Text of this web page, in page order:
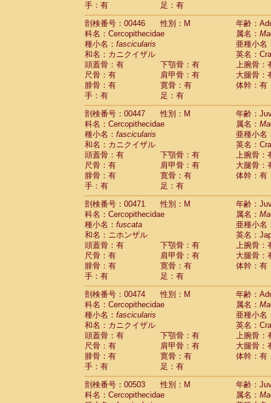
手：有
足：有
剖検番号：00446
性別：M
年齢：
科名：Cercopithecidae
属名：
種小名： fascicularis
亜種小名
和名：カニクイザル
英名：
頭蓋骨：有
下顎骨：有
上腕骨：
尺骨：有
肩甲骨：有
大腿骨：
腓骨：有
寛骨：有
体幹：有
手：有
足：有
剖検番号：00447
性別：M
年齢：
科名：Cercopithecidae
属名：
種小名： fascicularis
亜種小名
和名：カニクイザル
英名：
頭蓋骨：有
下顎骨：有
上腕骨：
尺骨：有
肩甲骨：有
大腿骨：
腓骨：有
寛骨：有
体幹：有
手：有
足：有
剖検番号：00471
性別：M
年齢：
科名：Cercopithecidae
属名：
種小名： fuscata
亜種小名
和名：ニホンザル
英名：
頭蓋骨：有
下顎骨：有
上腕骨：
尺骨：有
肩甲骨：有
大腿骨：
腓骨：有
寛骨：有
体幹：有
手：有
足：有
剖検番号：00474
性別：M
年齢：
科名：Cercopithecidae
属名：
種小名： fascicularis
亜種小名
和名：カニクイザル
英名：
頭蓋骨：有
下顎骨：有
上腕骨：
尺骨：有
肩甲骨：有
大腿骨：
腓骨：有
寛骨：有
体幹：有
手：有
足：有
剖検番号：00503
性別：M
年齢：
科名：Cercopithecidae
属名：